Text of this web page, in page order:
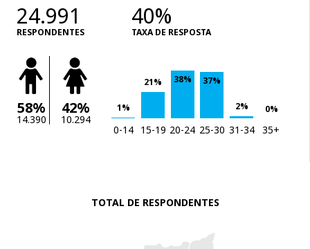
24.991
RESPONDENTES
40%
TAXA DE RESPOSTA
58%
14.390
42%
10.294
1%
21% 38% 37%
2% 0%
0-14 15-19 20-24 25-30 31-34 35+
TOTAL DE RESPONDENTES